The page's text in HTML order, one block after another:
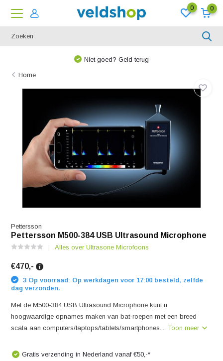
0 0
Niet goed? Geld terug
Home
Pettersson
Pettersson M500-384 USB Ultrasound Microphone
Alles over Ultrasone Microfoons
€470,-
3 Op voorraad: Op werkdagen voor 17:00 besteld, zelfde
dag verzonden.
Met de M500-384 USB Ultrasound Microphone kunt u
hoogwaardige opnames maken van bat-roepen met een breed
scala aan computers/laptops/tablets/smartphones....Toon meer
Gratis verzending in Nederland vanaf €50,-*